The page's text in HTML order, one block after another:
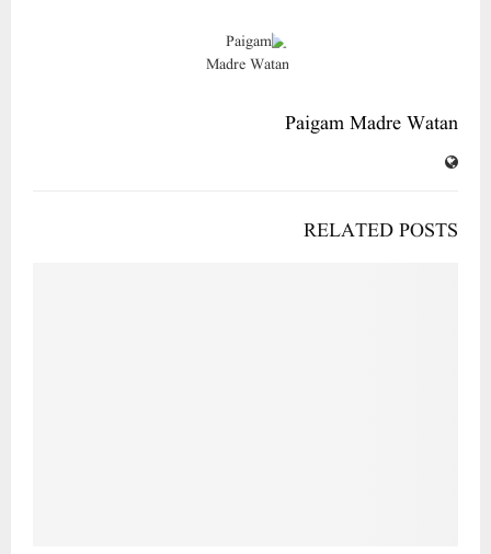
Paigam Madre Watan
RELATED POSTS